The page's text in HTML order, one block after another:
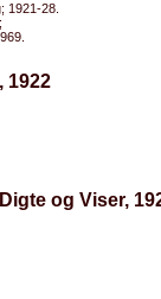
1921-28.
1922
og Viser,